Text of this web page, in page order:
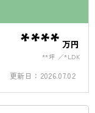
**** 万円
**坪 *LDK
更新日： 2026.07.02